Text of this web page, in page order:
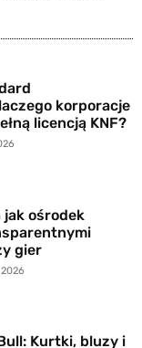
korporacje
licencją KNF?
ośrodek
gier
Kurtki, bluzy i